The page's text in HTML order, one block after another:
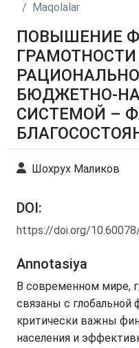
Maqolalar
ПОВЫШЕНИЕ
БЮДЖЕТНО-
СИСТЕМОЙ –
Шохрух Маликов
DOI:
https://doi.org/
Annotasiya
В современном мире,
связаны с глобальной
критически важны
населения и